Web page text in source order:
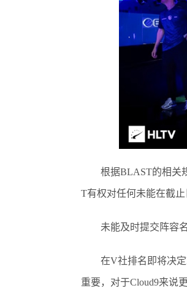
根据BLAST的相关规
T有权对任何未能在截
未能及时提交阵容名
在V社排名即将决定
重要，对于Cloud9来说